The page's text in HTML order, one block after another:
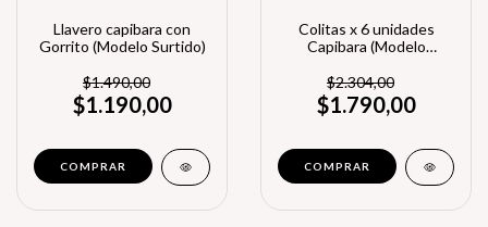
Llavero capibara con
Gorrito (Modelo Surtido)
$1.490,00
$1.190,00
Colitas x 6 unidades
Capibara (Modelo
$2.304,00
$1.790,00